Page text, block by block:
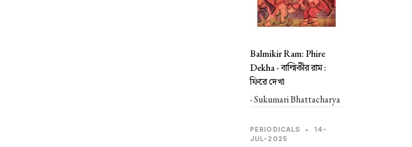
Balmikir Ram: Phire
Dekha -বাল্মিকীর রাম :
ফিরে দেখা
- Sukumari Bhattacharya
PERIODICALS •
14-
JUL-2025